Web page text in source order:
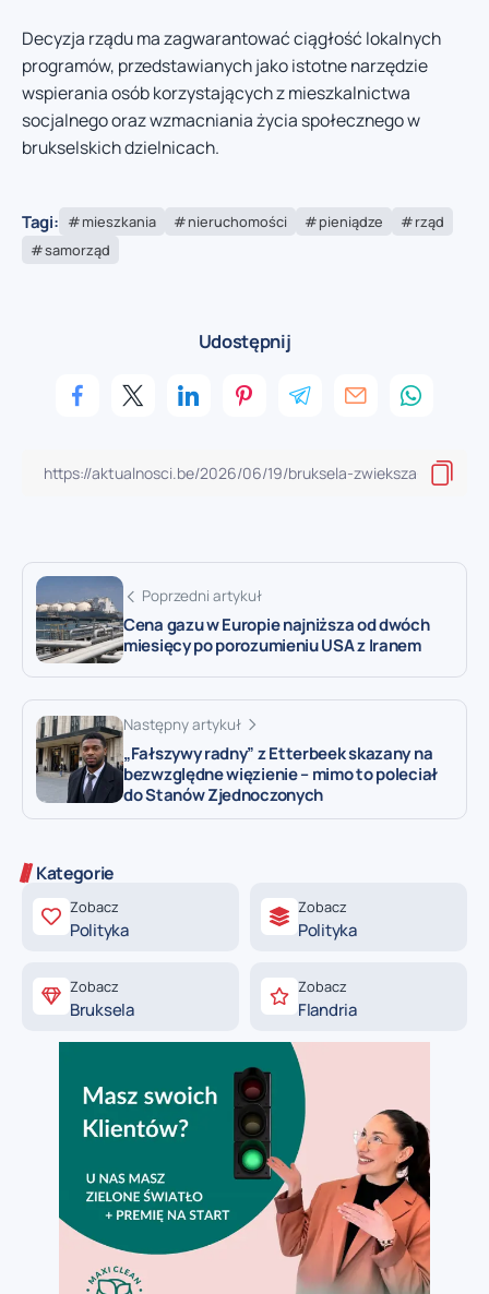
Decyzja rządu ma zagwarantować ciągłość lokalnych
programów, przedstawianych jako istotne narzędzie
wspierania osób korzystających z mieszkalnictwa
socjalnego oraz wzmacniania życia społecznego w
brukselskich dzielnicach.
Tagi: mieszkania nieruchomości pieniądze
rząd
samorząd
Udostępnij
Poprzedni artykuł
Cena gazu w Europie najniższa od dwóch
miesięcy po porozumieniu USA z Iranem
Następny artykuł
„Fałszywy radny” z Etterbeek skazany na
bezwzględne więzienie – mimo to poleciał
do Stanów Zjednoczonych
Kategorie
Zobacz
Polityka
Zobacz
Polityka
Zobacz
Bruksela
Zobacz
Flandria